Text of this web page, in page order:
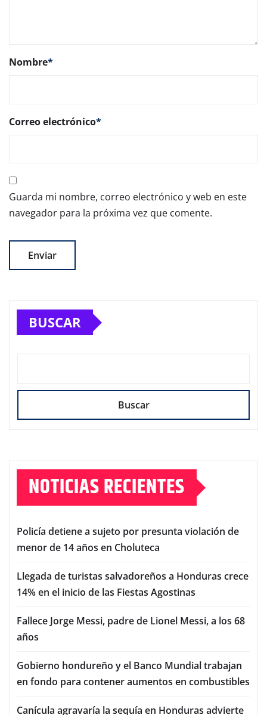
Nombre*
Correo electrónico*
Guarda mi nombre, correo electrónico y web en este
navegador para la próxima vez que comente.
BUSCAR
Buscar
NOTICIAS RECIENTES
Policía detiene a sujeto por presunta violación de
menor de 14 años en Choluteca
Llegada de turistas salvadoreños a Honduras crece
14% en el inicio de las Fiestas Agostinas
Fallece Jorge Messi, padre de Lionel Messi, a los 68
años
Gobierno hondureño y el Banco Mundial trabajan
en fondo para contener aumentos en combustibles
Canícula agravaría la sequía en Honduras advierte